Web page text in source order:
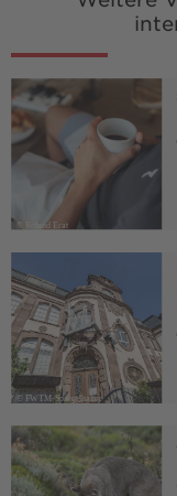
© Roland Erat
© FWTM-Spiegelhalter